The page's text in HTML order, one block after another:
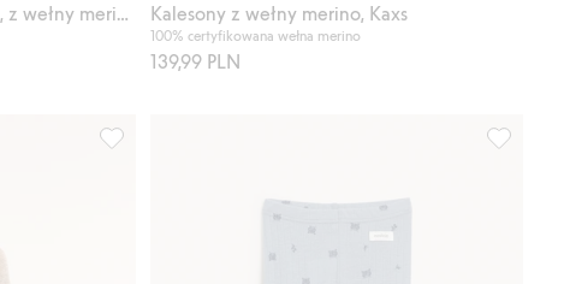
Koszulka z długimi rękawami, z wełny merino, Kaxs Kalesony z wełny merino, Kaxs
100% certyfikowana wełna merino
139,99 PLN
merino, Kaxs, Dodaj do listy ulubione